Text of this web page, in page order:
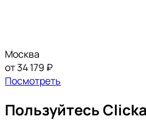
Москва
от 34 179 ₽
Посмотреть
Пользуйтесь